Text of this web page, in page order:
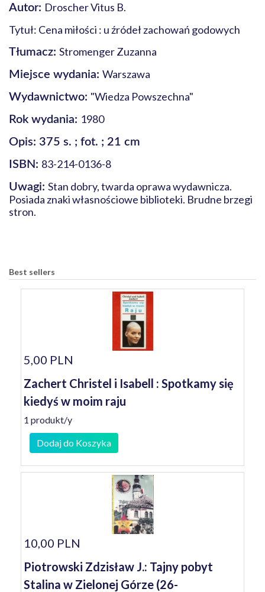
Autor: Droscher Vitus B.
Tytuł: Cena miłości : u źródeł zachowań godowych
Tłumacz: Stromenger Zuzanna
Miejsce wydania: Warszawa
Wydawnictwo: "Wiedza Powszechna"
Rok wydania: 1980
Opis: 375 s. ; fot. ; 21 cm
ISBN: 83-214-0136-8
Uwagi: Stan dobry, twarda oprawa wydawnicza.
Posiada znaki własnościowe biblioteki. Brudne brzegi
stron.
Best sellers
5,00 PLN
Zachert Christel i Isabell : Spotkamy się
kiedyś w moim raju
1 produkt/y
Dodaj do Koszyka
10,00 PLN
Piotrowski Zdzisław J.: Tajny pobyt
Stalina w Zielonej Górze (26-